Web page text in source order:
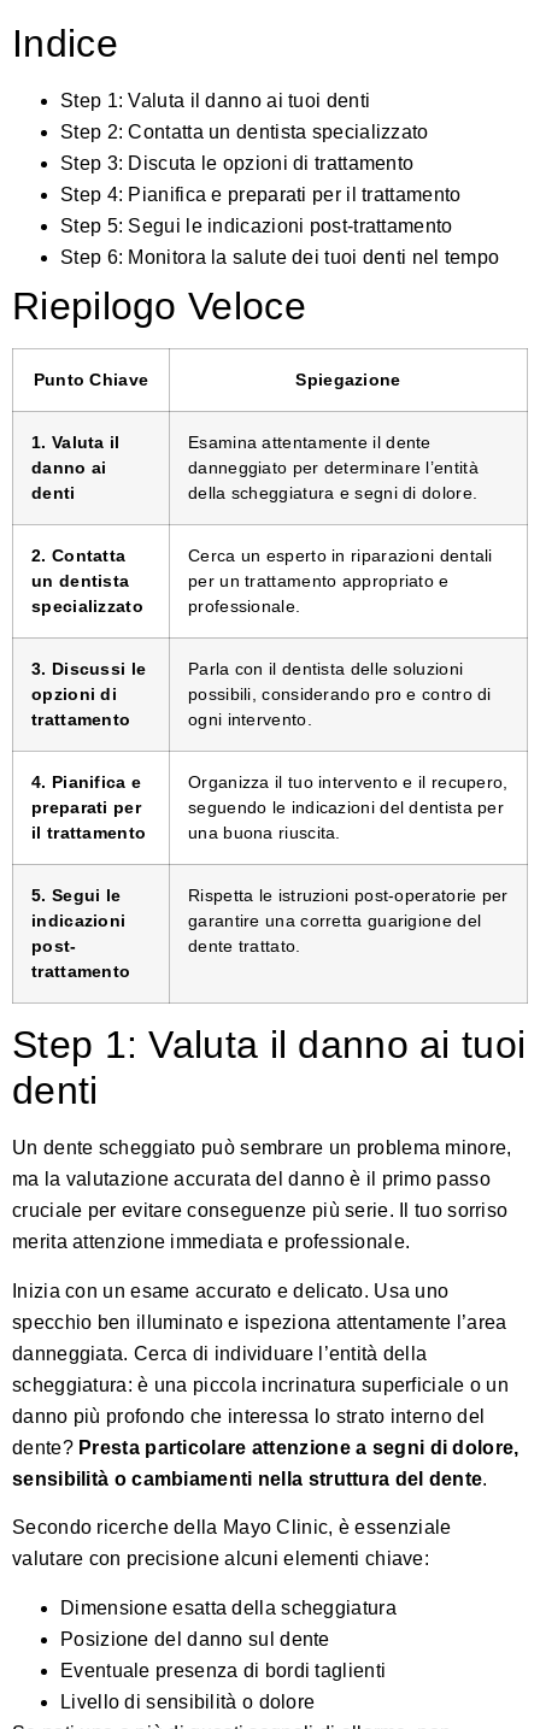
Indice
Step 1: Valuta il danno ai tuoi denti
Step 2: Contatta un dentista specializzato
Step 3: Discuta le opzioni di trattamento
Step 4: Pianifica e preparati per il trattamento
Step 5: Segui le indicazioni post-trattamento
Step 6: Monitora la salute dei tuoi denti nel tempo
Riepilogo Veloce
Punto Chiave Spiegazione
1. Valuta il
danno ai
denti
Esamina attentamente il dente
danneggiato per determinare l’entità
della scheggiatura e segni di dolore.
2. Contatta
un dentista
specializzato
Cerca un esperto in riparazioni dentali
per un trattamento appropriato e
professionale.
3. Discussi le
opzioni di
trattamento
Parla con il dentista delle soluzioni
possibili, considerando pro e contro di
ogni intervento.
4. Pianifica e
preparati per
il trattamento
Organizza il tuo intervento e il recupero,
seguendo le indicazioni del dentista per
una buona riuscita.
5. Segui le
indicazioni
post-
trattamento
Rispetta le istruzioni post-operatorie per
garantire una corretta guarigione del
dente trattato.
Step 1: Valuta il danno ai tuoi
denti
Un dente scheggiato può sembrare un problema minore,
ma la valutazione accurata del danno è il primo passo
cruciale per evitare conseguenze più serie. Il tuo sorriso
merita attenzione immediata e professionale.
Inizia con un esame accurato e delicato. Usa uno
specchio ben illuminato e ispeziona attentamente l’area
danneggiata. Cerca di individuare l’entità della
scheggiatura: è una piccola incrinatura superficiale o un
danno più profondo che interessa lo strato interno del
dente? Presta particolare attenzione a segni di dolore,
sensibilità o cambiamenti nella struttura del dente.
Secondo ricerche della Mayo Clinic, è essenziale
valutare con precisione alcuni elementi chiave:
Dimensione esatta della scheggiatura
Posizione del danno sul dente
Eventuale presenza di bordi taglienti
Livello di sensibilità o dolore